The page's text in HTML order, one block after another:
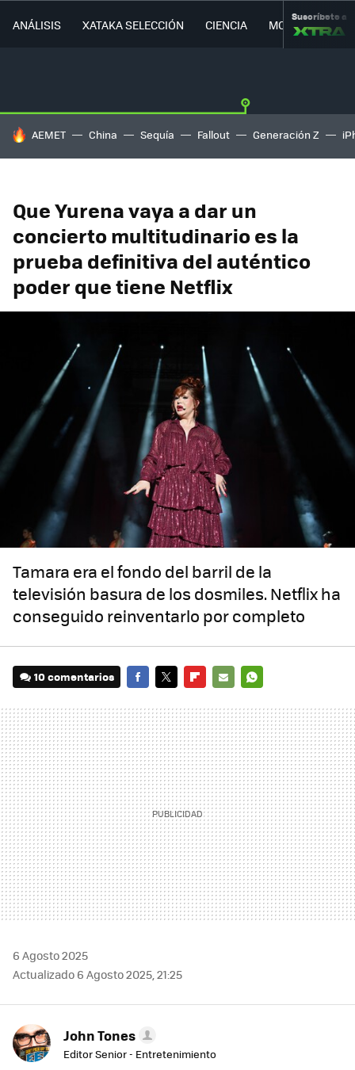
ANÁLISIS XATAKA SELECCIÓN CIENCIA MOVILIDAD
Suscríbete a
HOY SE HABLA DE
AEMET China Sequía Fallout Generación Z
Que Yurena vaya a dar un
concierto multitudinario es la
prueba definitiva del auténtico
poder que tiene Netflix
Tamara era el fondo del barril de la
televisión basura de los dosmiles. Netflix ha
conseguido reinventarlo por completo
10 comentarios
MAIL
6 Agosto 2025
Actualizado 6 Agosto 2025, 21:25
John Tones
Editor Senior - Entretenimiento